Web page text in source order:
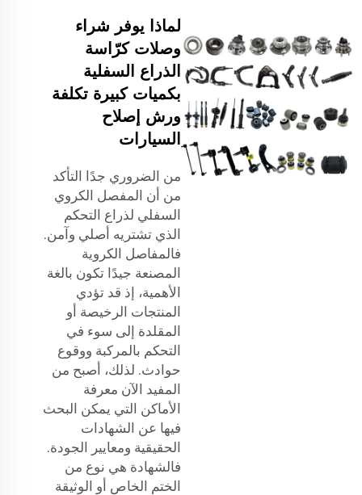
لماذا يوفر شراء
وصلات كرّاسة
الذراع السفلية
بكميات كبيرة تكلفة
ورش إصلاح
السيارات
من الضروري جدًا التأكد
من أن المفصل الكروي
السفلي لذراع التحكم
الذي تشتريه أصلي وآمن.
فالمفاصل الكروية
المصنعة جيدًا تكون بالغة
الأهمية، إذ قد تؤدي
المنتجات الرخيصة أو
المقلدة إلى سوء في
التحكم بالمركبة ووقوع
حوادث. لذلك، أصبح من
المفيد الآن معرفة
الأماكن التي يمكن البحث
فيها عن الشهادات
الحقيقية ومعايير الجودة.
فالشهادة هي نوع من
الختم الخاص أو الوثيقة